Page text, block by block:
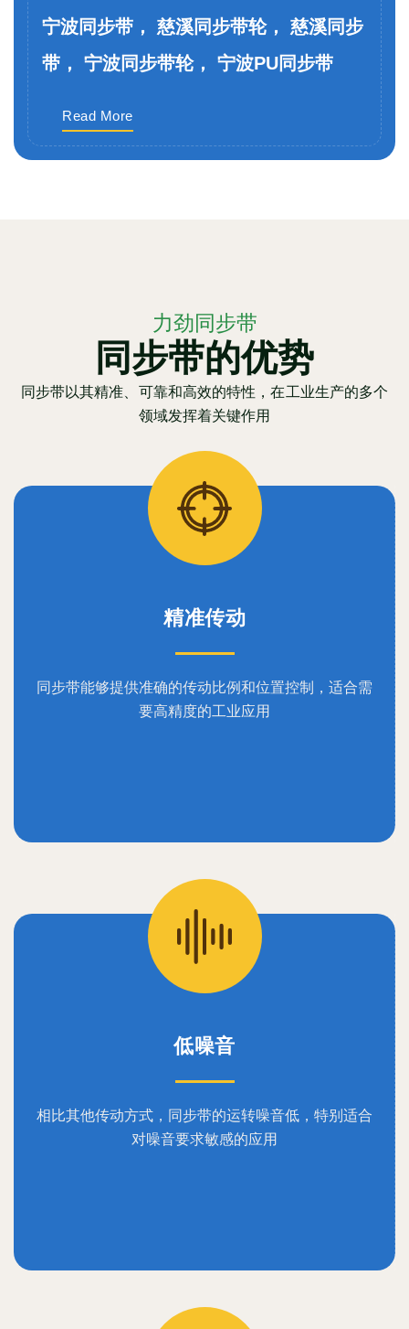
宁波同步带， 慈溪同步带轮， 慈溪同步
带， 宁波同步带轮， 宁波PU同步带
Read More
力劲同步带
同步带的优势
同步带以其精准、可靠和高效的特性，在工业生产的多个
领域发挥着关键作用
精准传动
同步带能够提供准确的传动比例和位置控制，适合需
要高精度的工业应用
低噪音
相比其他传动方式，同步带的运转噪音低，特别适合
对噪音要求敏感的应用